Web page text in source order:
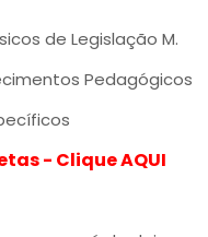
de Legislação M.
Pedagógicos
- Clique AQUI